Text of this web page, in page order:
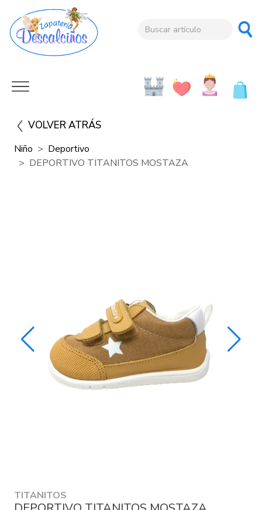
VOLVER ATRÁS
Niño
Deportivo
DEPORTIVO TITANITOS MOSTAZA
TITANITOS